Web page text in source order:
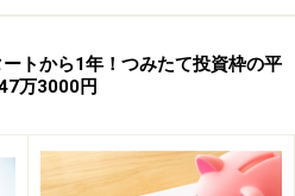
を勧めてくる恐れがありま
スファンドやETFを積極的に
さにこの手の手数料が取れな
るままにファンドを選ぶので
トから1年！つみたて投資枠の平
万3000円